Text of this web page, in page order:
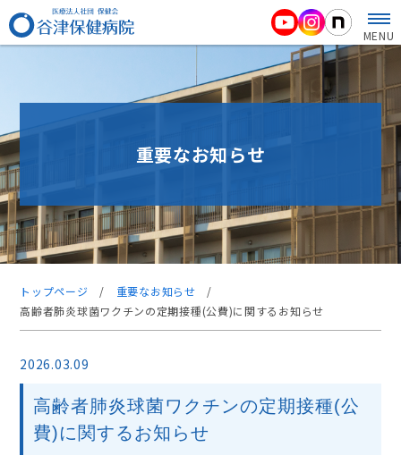
MENU
重要なお知らせ
トップページ / 重要なお知らせ /
高齢者肺炎球菌ワクチンの定期接種(公費)に関するお知らせ
2026.03.09
高齢者肺炎球菌ワクチンの定期接種(公
費)に関するお知らせ